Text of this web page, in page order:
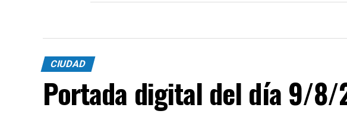
CIUDAD
Portada digital del día 9/8/